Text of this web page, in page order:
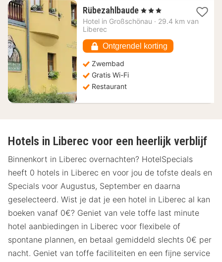
Rübezahlbaude 1
nacht
€
, 3 Sterren
Hotel in Großschönau · 29.4 km van
Liberec
Ontgrendel korting
Zwembad
Gratis Wi-Fi
Restaurant
Hotels in Liberec voor een heerlijk verblijf
Binnenkort in Liberec overnachten? HotelSpecials
heeft 0 hotels in Liberec en voor jou de tofste deals en
Specials voor Augustus, September en daarna
geselecteerd. Wist je dat je een hotel in Liberec al kan
boeken vanaf 0€? Geniet van vele toffe last minute
hotel aanbiedingen in Liberec voor flexibele of
spontane plannen, en betaal gemiddeld slechts 0€ per
nacht. Geniet van toffe faciliteiten en een fijne service